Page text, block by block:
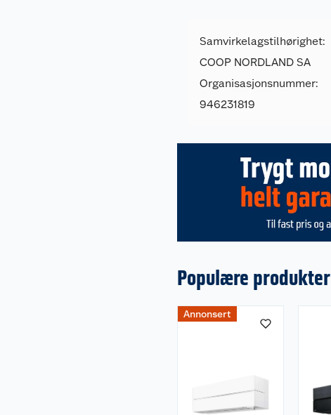
Samvirkelagstilhørighet:
COOP NORDLAND SA
Organisasjonsnummer:
946231819
Populære produkter
Annonsert